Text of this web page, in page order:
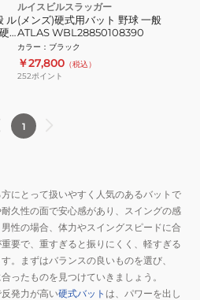
ル
ルイスビルスラッガー
(メンズ)硬式用バット 野球 一般
ATLAS WBL28850108390
カラー ： ブラック
￥27,800 （税込）
252ポイント
1
にとって扱いやすく人気のあるバットで
久性の面で安心感があり、スイングの感
性の場合、体力やスイングスピードに合
要で、重すぎると振りにくく、軽すぎる
。まずはバランスの良いものを選び、
ったものを見つけていきましょう。
発力が高い硬式バット は、パワーを出し